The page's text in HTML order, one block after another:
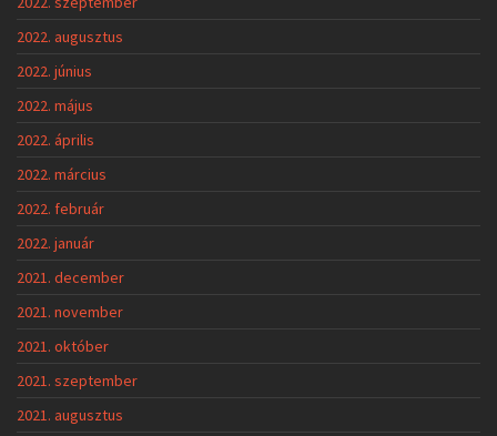
2022. augusztus
2022. június
2022. május
2022. április
2022. március
2022. február
2022. január
2021. december
2021. november
2021. október
2021. szeptember
2021. augusztus